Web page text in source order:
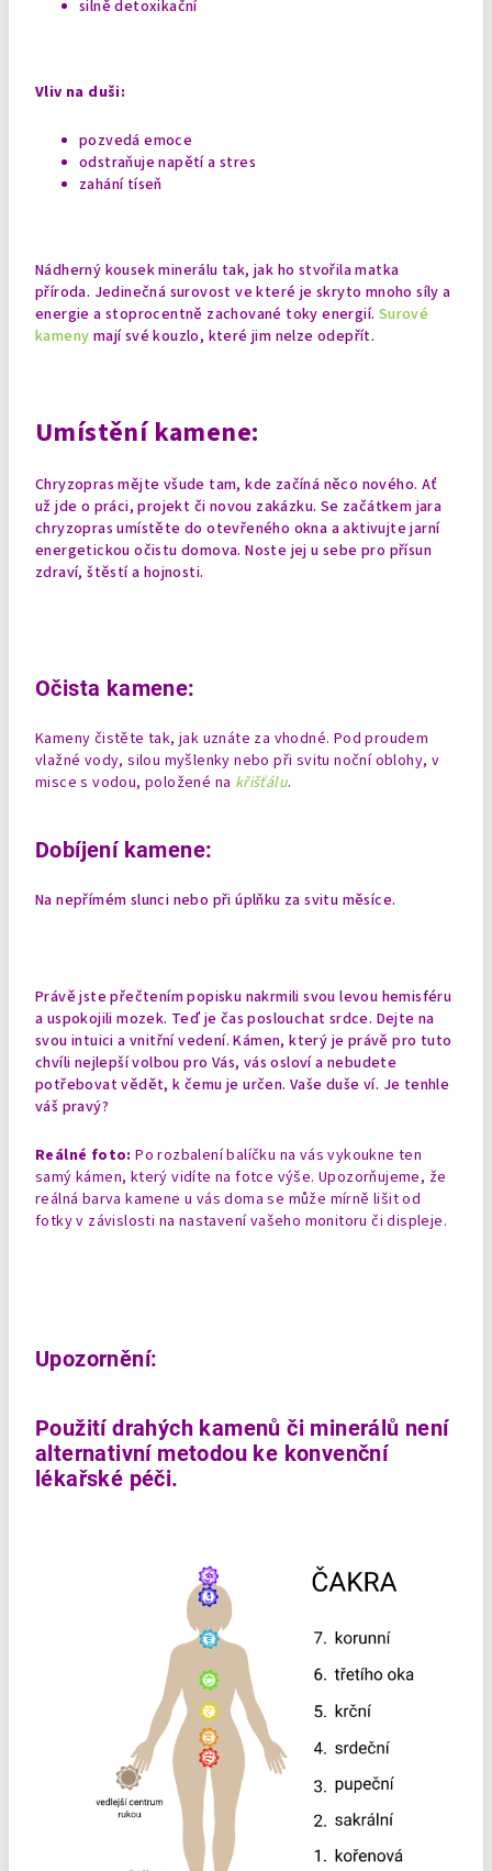
silně detoxikační
Vliv na duši:
pozvedá emoce
odstraňuje napětí a stres
zahání tíseň
Nádherný kousek minerálu tak, jak ho stvořila matka
příroda. Jedinečná surovost ve které je skryto mnoho síly a
energie a stoprocentně zachované toky energií. Surové
kameny mají své kouzlo, které jim nelze odepřít.
Umístění kamene:
Chryzopras mějte všude tam, kde začíná něco nového. Ať
už jde o práci, projekt či novou zakázku. Se začátkem jara
chryzopras umístěte do otevřeného okna a aktivujte jarní
energetickou očistu domova. Noste jej u sebe pro přísun
zdraví, štěstí a hojnosti.
Očista kamene:
Kameny čistěte tak, jak uznáte za vhodné. Pod proudem
vlažné vody, silou myšlenky nebo při svitu noční oblohy, v
misce s vodou, položené na křišťálu.
Dobíjení kamene:
Na nepřímém slunci nebo při úplňku za svitu měsíce.
Právě jste přečtením popisku nakrmili svou levou hemisféru
a uspokojili mozek. Teď je čas poslouchat srdce. Dejte na
svou intuici a vnitřní vedení. Kámen, který je právě pro tuto
chvíli nejlepší volbou pro Vás, vás osloví a nebudete
potřebovat vědět, k čemu je určen. Vaše duše ví. Je tenhle
váš pravý?
Reálné foto: Po rozbalení balíčku na vás vykoukne ten
samý kámen, který vidíte na fotce výše. Upozorňujeme, že
reálná barva kamene u vás doma se může mírně lišit od
fotky v závislosti na nastavení vašeho monitoru či displeje.
Upozornění:
Použití drahých kamenů či minerálů není
alternativní metodou ke konvenční
lékařské péči.